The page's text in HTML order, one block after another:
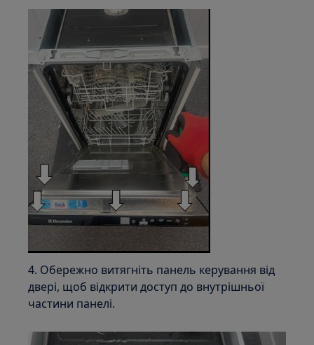
4. Обережно витягніть панель керування від
двері, щоб відкрити доступ до внутрішньої
частини панелі.